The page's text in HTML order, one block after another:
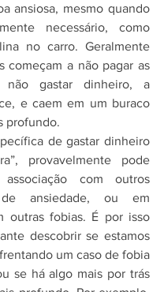
ansiosa, mesmo quando
necessário, como
no carro. Geralmente
começam a não pagar as
não gastar dinheiro, a
e caem em um buraco
profundo.
de gastar dinheiro
provavelmente pode
com outros
de ansiedade, ou em
outras fobias. É por isso
descobrir se estamos
um caso de fobia
se há algo mais por trás